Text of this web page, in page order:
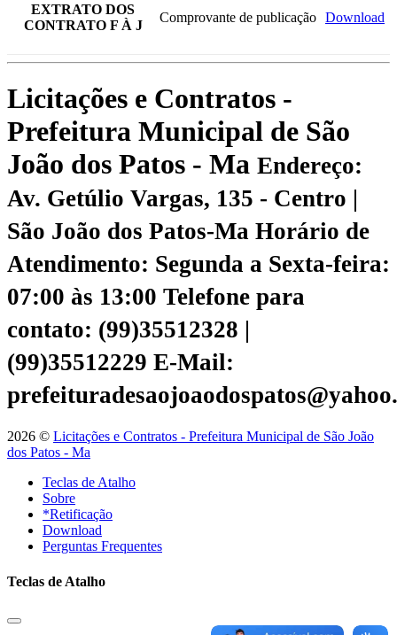
EXTRATO DOS
CONTRATO F À J
Comprovante de publicação Download
Licitações e Contratos -
Prefeitura Municipal de São
João dos Patos - Ma Endereço:
Av. Getúlio Vargas, 135 - Centro |
São João dos Patos-Ma Horário de
Atendimento: Segunda a Sexta-feira:
07:00 às 13:00 Telefone para
contato: (99)35512328 |
(99)35512229 E-Mail:
2026 © Licitações e Contratos - Prefeitura Municipal de São João
dos Patos - Ma
Teclas de Atalho
Sobre
*Retificação
Download
Perguntas Frequentes
Teclas de Atalho